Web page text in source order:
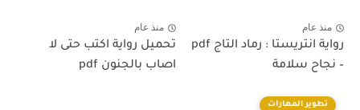
منذ عام
رواية انتريستا : رماد التاج pdf
– نجاح سلامة
منذ عام
تحميل رواية اكتب حتى لا
اصاب بالجنون pdf
تطوير المهارات